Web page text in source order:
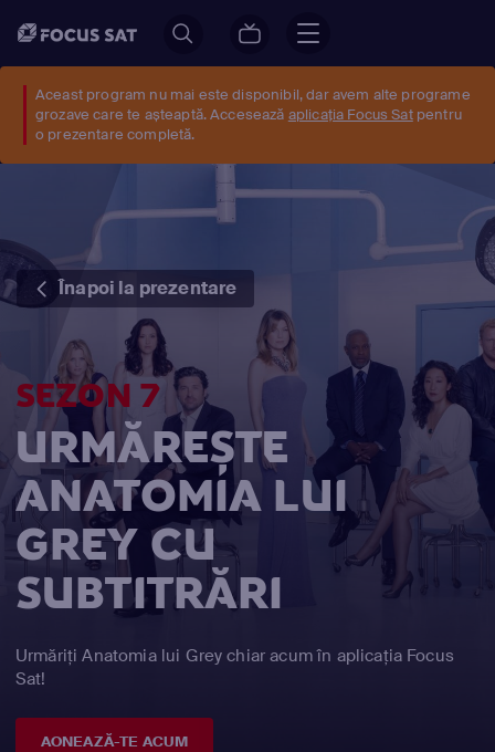
Aceast program nu mai este disponibil, dar avem alte programe
grozave care te așteaptă. Accesează aplicația Focus Satpentru
o prezentare completă.
Înapoi la prezentare
SEZON 7
URMĂREȘTE
ANATOMIA LUI
GREY CU
SUBTITRĂRI
Urmăriți Anatomia lui Grey chiar acum în aplicația Focus
Sat!
AONEAZĂ-TE ACUM